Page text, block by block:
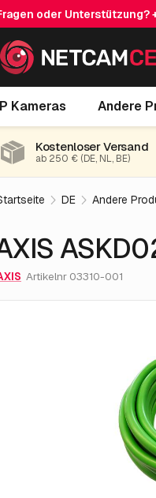
oder Unterstützung?
Kameras Andere
AXIS ASKD02-T
Kostenloser Versand
ab 250 € (DE, NL, BE)
DE Andere
Artikelnr 03310-001